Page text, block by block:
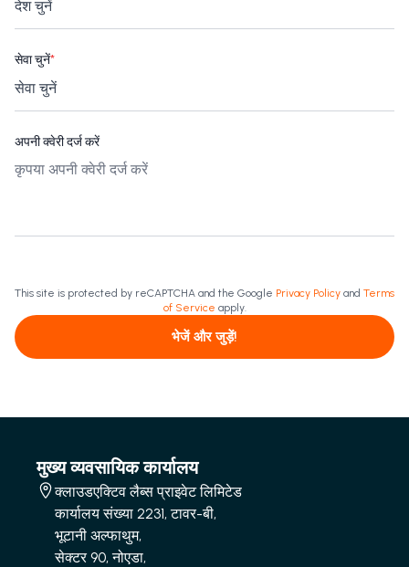
सेवा चुनें*
अपनी क्वेरी दर्ज करें
This site is protected by reCAPTCHA and the Google Privacy Policy and Terms
of Service apply.
भेजें और जुड़ें!
मुख्य व्यवसायिक कार्यालय
क्लाउडएक्टिव लैब्स प्राइवेट लिमिटेड
कार्यालय संख्या 2231, टावर-बी,
भूटानी अल्फाथुम,
सेक्टर 90, नोएडा,